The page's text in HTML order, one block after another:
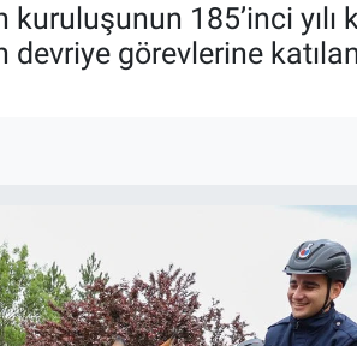
185’inci
görevlerine